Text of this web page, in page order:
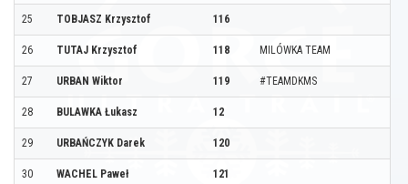
25 TOBJASZ Krzysztof 116
26 TUTAJ Krzysztof 118 MILÓWKA TEAM
27 URBAN Wiktor 119 #TEAMDKMS
28 BULAWKA Łukasz 12
29 URBAŃCZYK Darek 120
30 WACHEL Paweł 121